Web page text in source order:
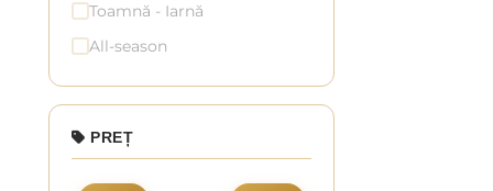
Toamnă - Iarnă
All-season
PREȚ